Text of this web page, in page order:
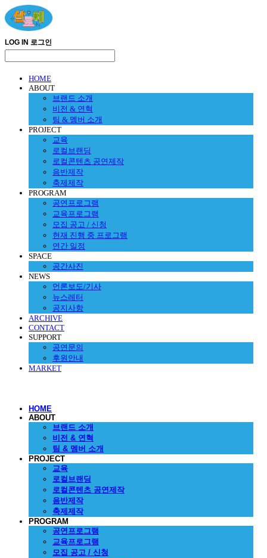
LOG IN 로그인
HOME
ABOUT
브랜드 소개
비전 & 연혁
팀 & 멤버 소개
PROJECT
교육
로컬브랜딩
로컬콘텐츠 공연제작
음반제작
축제제작
PROGRAM
공연프로그램
교육프로그램
모집 공고 / 신청
현재 진행 중 프로그램
연간 일정
SPACE
공간사진
NEWS
언론보도/기사
뉴스레터
공지사항
ARCHIVE
CONTACT
SUPPORT
공연문의
후원안내
MARKET
HOME
ABOUT
브랜드 소개
비전 & 연혁
팀 & 멤버 소개
PROJECT
교육
로컬브랜딩
로컬콘텐츠 공연제작
음반제작
축제제작
PROGRAM
공연프로그램
교육프로그램
모집 공고 / 신청